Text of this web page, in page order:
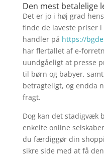
Den mest betalelige
Det er jo i høj grad
finde de laveste priser
handler på https://
har flertallet af e-
uundgåeligt at presse
til børn og babyer,
betragteligt, og endda
fragt.
Dog kan det stadigvæk
enkelte online
du færdiggør din
sikre side med at få